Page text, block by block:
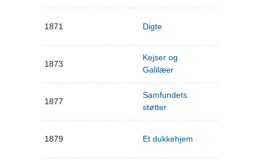
1871 Digte
1873
Kejser og
Galilæer
1877
Samfundets
støtter
1879 Et dukkehjem